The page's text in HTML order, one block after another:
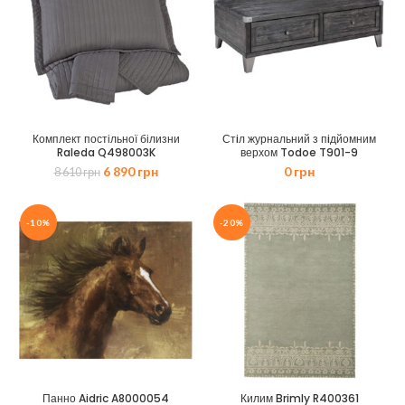
Комплект постільної білизни
Raleda Q498003K
8 610грн Оригінальна
610 грн.
6 890грнПоточна
890 грн.
Стiл журнальний з пiдйомним
верхом Todoe T901-9
0грн
-10%
Панно Aidric A8000054
-20%
Килим Brimly R400361